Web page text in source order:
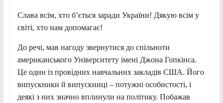
Слава всім, хто б’ється заради України! Дякую всім у
світі, хто нам допомагає!
До речі, мав нагоду звернутися до спільноти
американського Університету імені Джона Гопкінса.
Це один із провідних навчальних закладів США. Його
випускники й випускниці – потужні особистості, і
деякі з них значно вплинули на політику. Побажав